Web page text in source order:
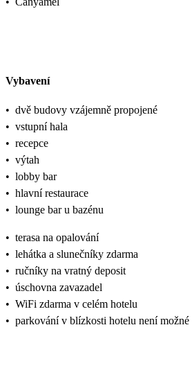
Vybavení
• dvě budovy vzájemně propojené
• vstupní hala
• recepce
• výtah
• lobby bar
• hlavní restaurace
• lounge bar u bazénu
• terasa na opalování
• lehátka a slunečníky zdarma
• ručníky na vratný deposit
• úschovna zavazadel
• WiFi zdarma v celém hotelu
• parkování v blízkosti hotelu není možné